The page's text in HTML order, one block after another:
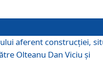
aferent construcției,
Olteanu Dan Viciu și